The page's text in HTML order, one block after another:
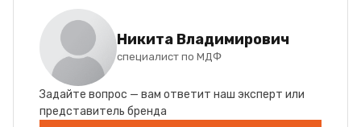
Никита Владимирович
специалист по МДФ
Задайте вопрос — вам ответит наш эксперт или
представитель бренда